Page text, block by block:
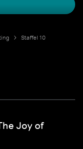
Staffel 10
Joy of